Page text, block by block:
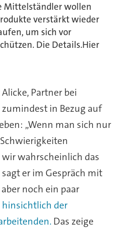
Mittelständler wollen
verstärkt wieder
um sich vor
Die Details.Hier
Partner bei
in Bezug auf
„Wenn man sich nur
wahrscheinlich das
er im Gespräch mit
aber noch ein paar
hinsichtlich der
Das zeige